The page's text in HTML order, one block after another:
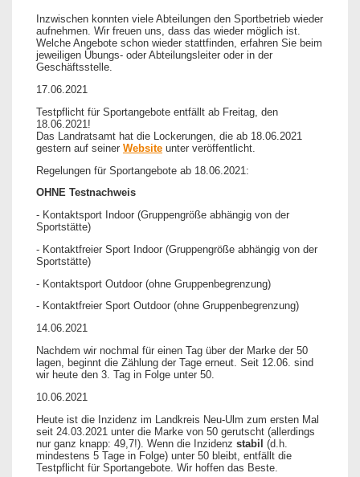
Inzwischen konnten viele Abteilungen den Sportbetrieb wieder
aufnehmen. Wir freuen uns, dass das wieder möglich ist.
Welche Angebote schon wieder stattfinden, erfahren Sie beim
jeweiligen Übungs- oder Abteilungsleiter oder in der
Geschäftsstelle.
17.06.2021
Testpflicht für Sportangebote entfällt ab Freitag, den
18.06.2021!
Das Landratsamt hat die Lockerungen, die ab 18.06.2021
gestern auf seiner Website unter veröffentlicht.
Regelungen für Sportangebote ab 18.06.2021:
OHNE Testnachweis
- Kontaktsport Indoor (Gruppengröße abhängig von der
Sportstätte)
- Kontaktfreier Sport Indoor (Gruppengröße abhängig von der
Sportstätte)
- Kontaktsport Outdoor (ohne Gruppenbegrenzung)
- Kontaktfreier Sport Outdoor (ohne Gruppenbegrenzung)
14.06.2021
Nachdem wir nochmal für einen Tag über der Marke der 50
lagen, beginnt die Zählung der Tage erneut. Seit 12.06. sind
wir heute den 3. Tag in Folge unter 50.
10.06.2021
Heute ist die Inzidenz im Landkreis Neu-Ulm zum ersten Mal
seit 24.03.2021 unter die Marke von 50 gerutscht (allerdings
nur ganz knapp: 49,7!). Wenn die Inzidenz stabil (d.h.
mindestens 5 Tage in Folge) unter 50 bleibt, entfällt die
Testpflicht für Sportangebote. Wir hoffen das Beste.